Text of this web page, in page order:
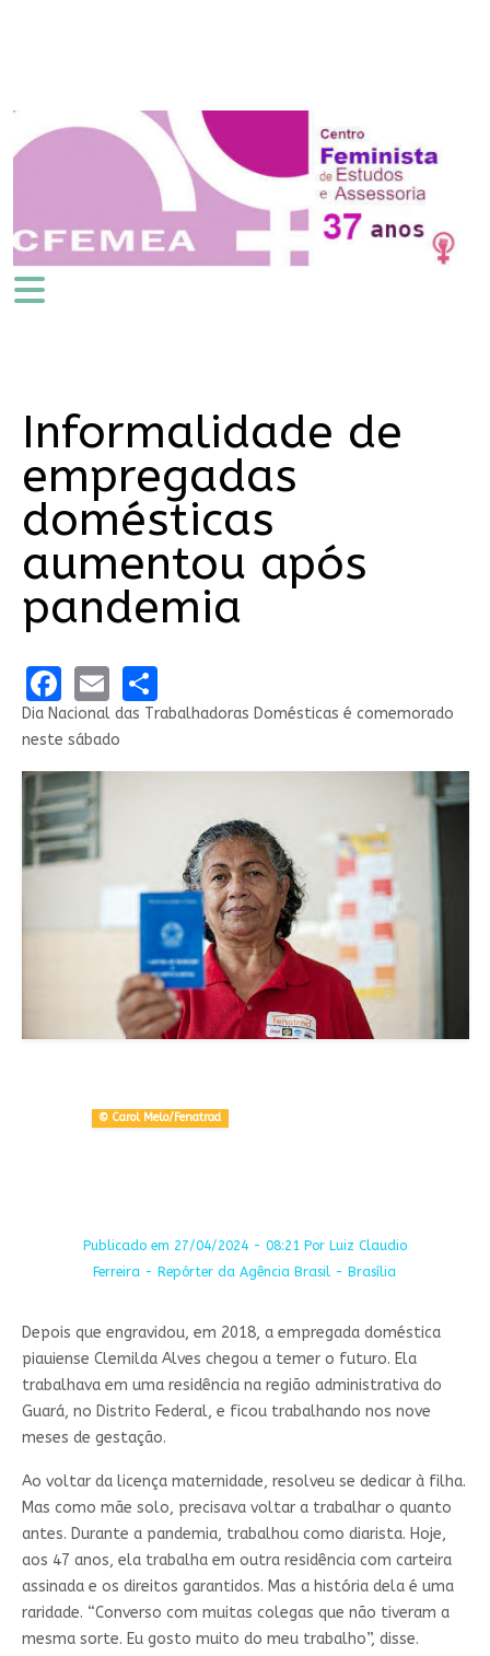
Informalidade de
empregadas
domésticas
aumentou após
pandemia
Facebook
EmailShare
Dia Nacional das Trabalhadoras Domésticas é comemorado
neste sábado
© Carol Melo/Fenatrad
Publicado em 27/04/2024 - 08:21 Por Luiz Claudio
Ferreira - Repórter da Agência Brasil - Brasília
Depois que engravidou, em 2018, a empregada doméstica
piauiense Clemilda Alves chegou a temer o futuro. Ela
trabalhava em uma residência na região administrativa do
Guará, no Distrito Federal, e ficou trabalhando nos nove
meses de gestação.
Ao voltar da licença maternidade, resolveu se dedicar à filha.
Mas como mãe solo, precisava voltar a trabalhar o quanto
antes. Durante a pandemia, trabalhou como diarista. Hoje,
aos 47 anos, ela trabalha em outra residência com carteira
assinada e os direitos garantidos. Mas a história dela é uma
raridade. “Converso com muitas colegas que não tiveram a
mesma sorte. Eu gosto muito do meu trabalho”, disse.